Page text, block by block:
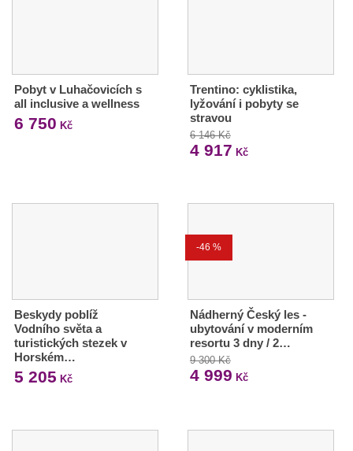
Pobyt v Luhačovicích s
all inclusive a wellness
6 750 Kč
Trentino: cyklistika,
lyžování i pobyty se
stravou
6 146 Kč
4 917 Kč
Beskydy poblíž
Vodního světa a
turistických stezek v
Horském…
5 205 Kč
-46 %
Nádherný Český les -
ubytování v moderním
resortu 3 dny / 2…
9 300 Kč
4 999 Kč